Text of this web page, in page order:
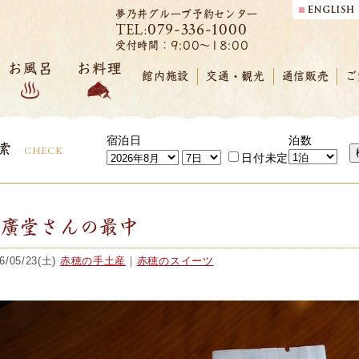
夢乃井グループ予約センター
TEL:079-336-1000
受付時間：9:00～18:00
お風呂 お料理
館内施設 交通・観光 通信販売
CHECK
宿泊日
日付未定
泊数
堂さんの最中
05/23(土) 赤穂の手土産 ｜ 赤穂のスイーツ